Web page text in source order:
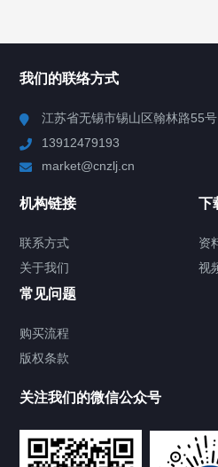
Chiller高精度制冷循环器
TCU温度控制单元
Chiller气体控温系统
Chamber试验箱
我们的联络方式
江苏省无锡市锡山区翰林路55号
13912479193
market@cnzlj.cn
机构链接
联系方式
关于我们
下
资
视
常见问题
购买流程
版权条款
关注我们的微信公众号